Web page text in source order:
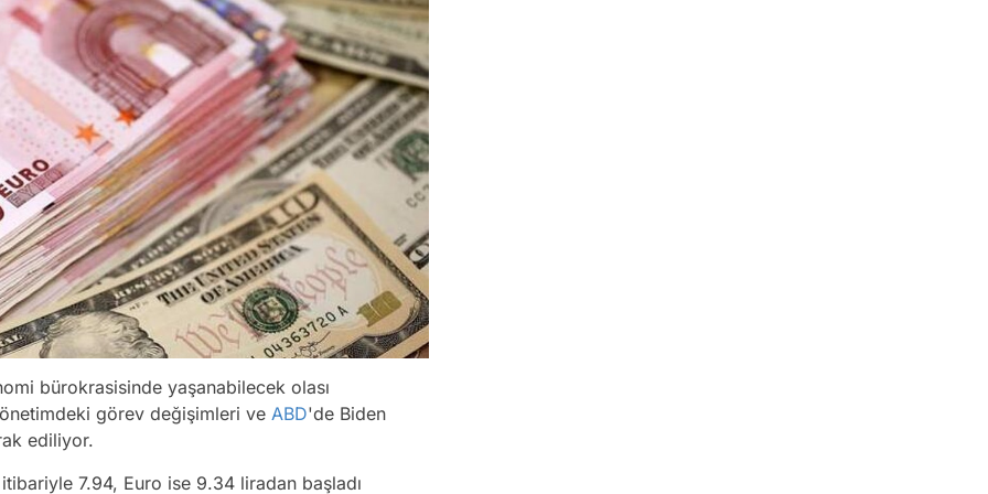
bürokrasisinde yaşanabilecek olası
görev değişimleri ve ABD'de Biden
ediliyor.
7.94, Euro ise 9.34 liradan başladı